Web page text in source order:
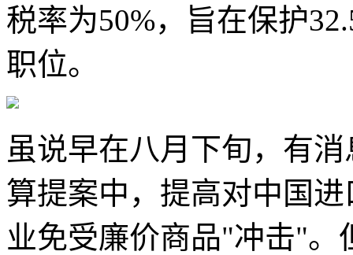
税率为50%，旨在保护
职位。
虽说早在八月下旬，有
算提案中，提高对中国
业免受廉价商品"冲击"